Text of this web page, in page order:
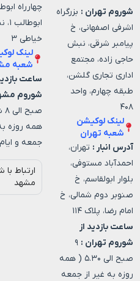
شوروم تهران : بزرگراه
اشرفی اصفهانی، خ
پیامبر شرقی، نبش
حاجی زاده، مجتمع
اداری تجاری گلشن،
طبقه چهارم، واحد
۴۰۸
لینک لوکیشن
شعبه تهران
آدرس انبار : تهران،
احمدآباد مستوفی،
بلوار ابولقاسم، خ
صنوبر دوم شمالی، خ
امام رضا، پلاک ۱۱۴
ساعت بازدید از
شوروم تهران : ۹
صبح الی ۵.۳۰ ( همه
روزه به غیر از جمعه
چهارراه
خیاطی ۳
لینک
شعبه
ساعت
شوروم
همه روزه
جمعه و
ارتباط
مشهد